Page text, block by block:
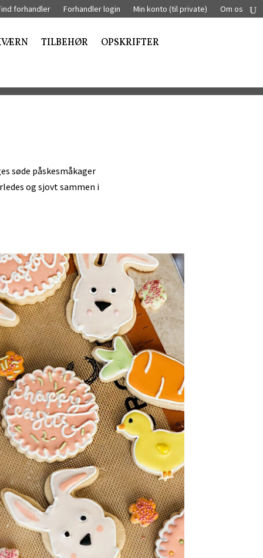
forhandler Forhandler login Min konto (til private) Om os
TILBEHØR OPSKRIFTER
søde påskesmåkager
og sjovt sammen i